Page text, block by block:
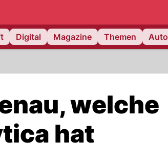
Digital Magazine Themen Auto
welche
hat